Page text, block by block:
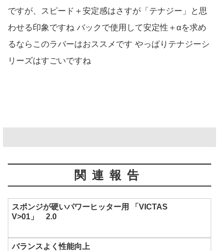
ですが、スピード＋安定感はさすが「テナジー」と思
わせる印象ですね バックで使用して安定性＋αを求め
るならこのラバーはおススメです やっぱりテナジーシ
リーズはすごいですね
関連報告
スポンジが硬いパワーヒッター用 「VICTAS
V>01」 2.0
バランスよく性能向上